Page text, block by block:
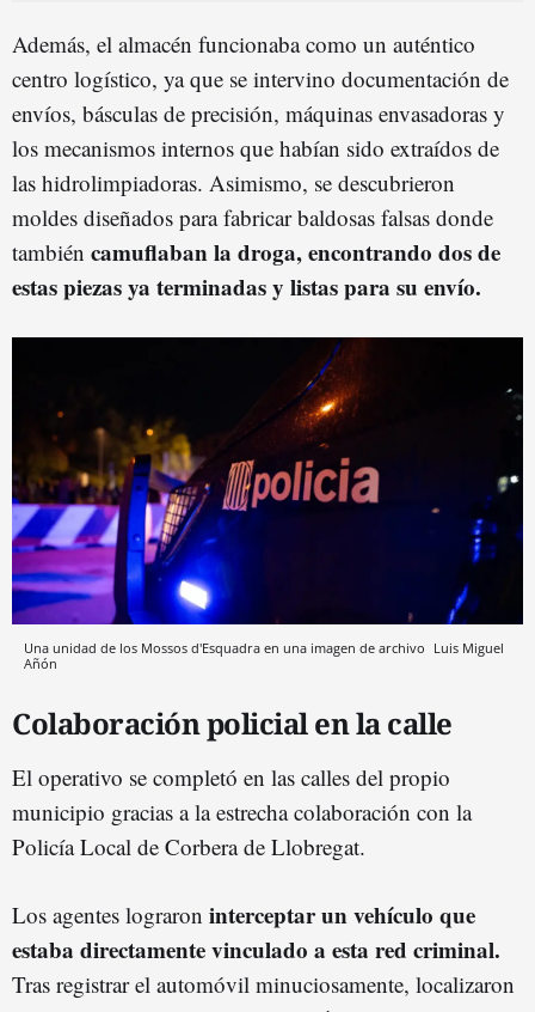
Además, el almacén funcionaba como un auténtico
centro logístico, ya que se intervino documentación de
envíos, básculas de precisión, máquinas envasadoras y
los mecanismos internos que habían sido extraídos de
las hidrolimpiadoras. Asimismo, se descubrieron
moldes diseñados para fabricar baldosas falsas donde
también camuflaban la droga, encontrando dos de
estas piezas ya terminadas y listas para su envío.
Una unidad de los Mossos d'Esquadra en una imagen de archivo Luis Miguel
Añón
Colaboración policial en la calle
El operativo se completó en las calles del propio
municipio gracias a la estrecha colaboración con la
Policía Local de Corbera de Llobregat.
Los agentes lograron interceptar un vehículo que
estaba directamente vinculado a esta red criminal.
Tras registrar el automóvil minuciosamente, localizaron